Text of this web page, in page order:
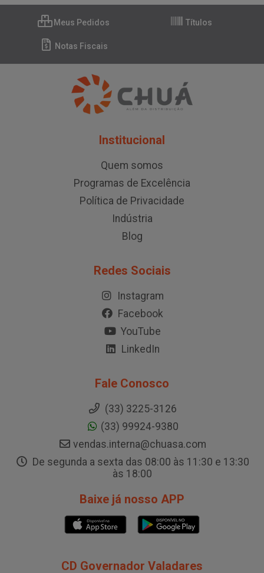
Meus Pedidos Títulos
Notas Fiscais
Institucional
Quem somos
Programas de Excelência
Política de Privacidade
Indústria
Blog
Redes Sociais
Instagram
Facebook
YouTube
LinkedIn
Fale Conosco
(33) 3225-3126
(33) 99924-9380
vendas.interna@chuasa.com
De segunda a sexta das 08:00 às 11:30 e 13:30
às 18:00
Baixe já nosso APP
CD Governador Valadares